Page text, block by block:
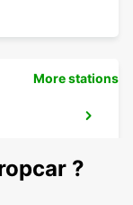
More stations
?